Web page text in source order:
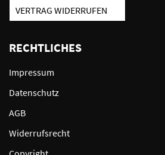
VERTRAG WIDERRUFEN
RECHTLICHES
Impressum
Datenschutz
AGB
Widerrufsrecht